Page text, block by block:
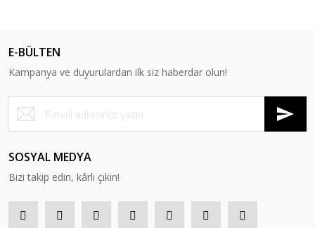
E-BÜLTEN
Kampanya ve duyurulardan ilk siz haberdar olun!
SOSYAL MEDYA
Bizi takip edin, kârlı çıkın!